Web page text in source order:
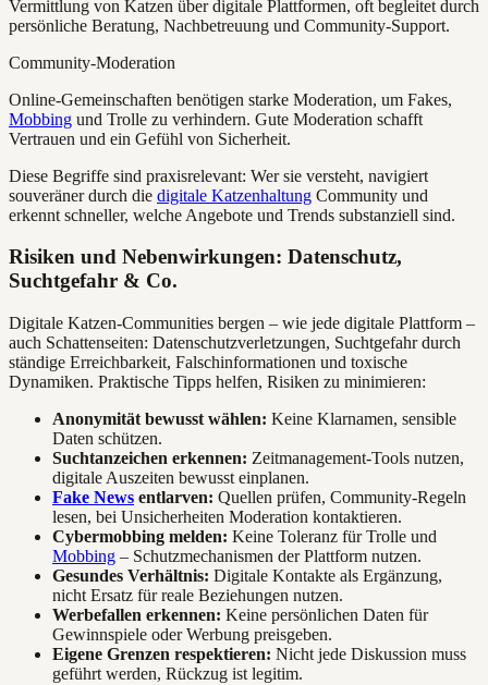
Vermittlung von Katzen über digitale Plattformen, oft begleitet durch
persönliche Beratung, Nachbetreuung und Community-Support.
Community-Moderation
Online-Gemeinschaften benötigen starke Moderation, um Fakes,
Mobbing und Trolle zu verhindern. Gute Moderation schafft
Vertrauen und ein Gefühl von Sicherheit.
Diese Begriffe sind praxisrelevant: Wer sie versteht, navigiert
souveräner durch die digitale Katzenhaltung Community und
erkennt schneller, welche Angebote und Trends substanziell sind.
Risiken und Nebenwirkungen: Datenschutz,
Suchtgefahr & Co.
Digitale Katzen-Communities bergen – wie jede digitale Plattform –
auch Schattenseiten: Datenschutzverletzungen, Suchtgefahr durch
ständige Erreichbarkeit, Falschinformationen und toxische
Dynamiken. Praktische Tipps helfen, Risiken zu minimieren:
Anonymität bewusst wählen: Keine Klarnamen, sensible
Daten schützen.
Suchtanzeichen erkennen: Zeitmanagement-Tools nutzen,
digitale Auszeiten bewusst einplanen.
Fake News entlarven: Quellen prüfen, Community-Regeln
lesen, bei Unsicherheiten Moderation kontaktieren.
Cybermobbing melden: Keine Toleranz für Trolle und
Mobbing – Schutzmechanismen der Plattform nutzen.
Gesundes Verhältnis: Digitale Kontakte als Ergänzung,
nicht Ersatz für reale Beziehungen nutzen.
Werbefallen erkennen: Keine persönlichen Daten für
Gewinnspiele oder Werbung preisgeben.
Eigene Grenzen respektieren: Nicht jede Diskussion muss
geführt werden, Rückzug ist legitim.